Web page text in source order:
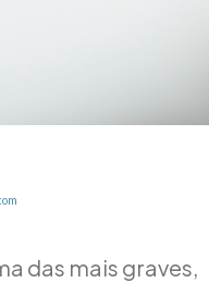
das mais graves,